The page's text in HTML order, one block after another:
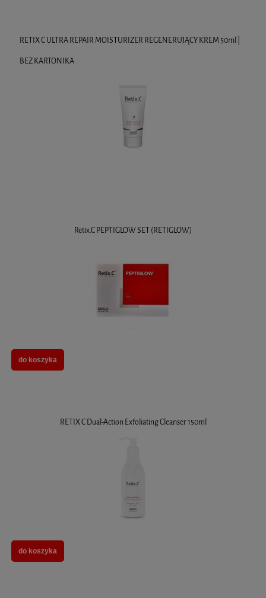
RETIX C ULTRA REPAIR MOISTURIZER REGENERUJĄCY KREM 50ml |
BEZ KARTONIKA
Retix.C PEPTIGLOW SET (RETIGLOW)
do koszyka
RETIX C Dual-Action Exfoliating Cleanser 150ml
do koszyka